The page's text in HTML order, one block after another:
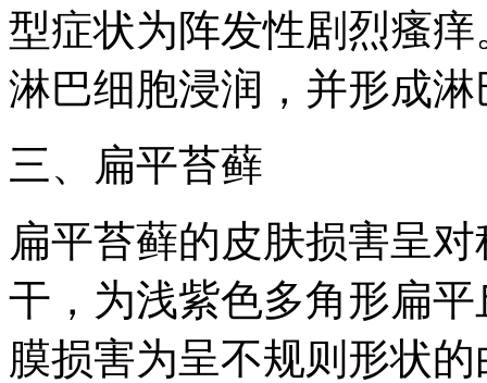
型症状为阵发性剧烈瘙
淋巴细胞浸润，并形成
三、扁平苔藓
扁平苔藓的皮肤损害呈
干，为浅紫色多角形扁
膜损害为呈不规则形状